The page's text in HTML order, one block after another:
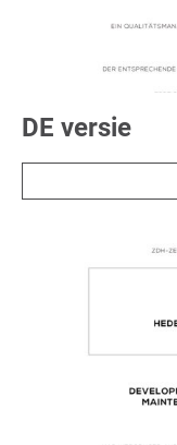
DE versie